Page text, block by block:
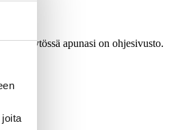
käytössä apunasi on ohjesivusto.